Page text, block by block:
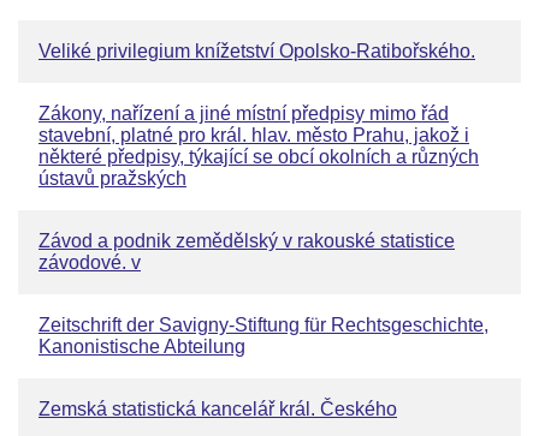
Veliké privilegium knížetství Opolsko-Ratibořského.
Zákony, nařízení a jiné místní předpisy mimo řád
stavební, platné pro král. hlav. město Prahu, jakož i
některé předpisy, týkající se obcí okolních a různých
ústavů pražských
Závod a podnik zemědělský v rakouské statistice
závodové. v
Zeitschrift der Savigny-Stiftung für Rechtsgeschichte,
Kanonistische Abteilung
Zemská statistická kancelář král. Českého